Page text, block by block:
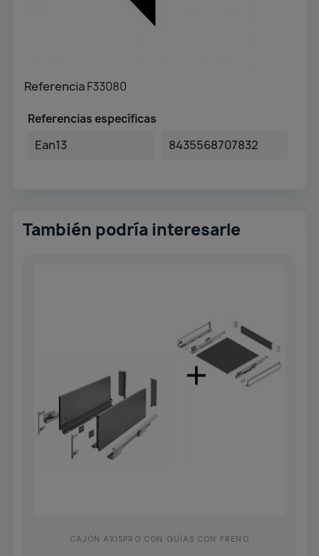
ReferenciaF33080
Referencias específicas
Ean13 8435568707832
También podría interesarle
CAJÓN AXISPRO CON GUÍAS CON FRENO